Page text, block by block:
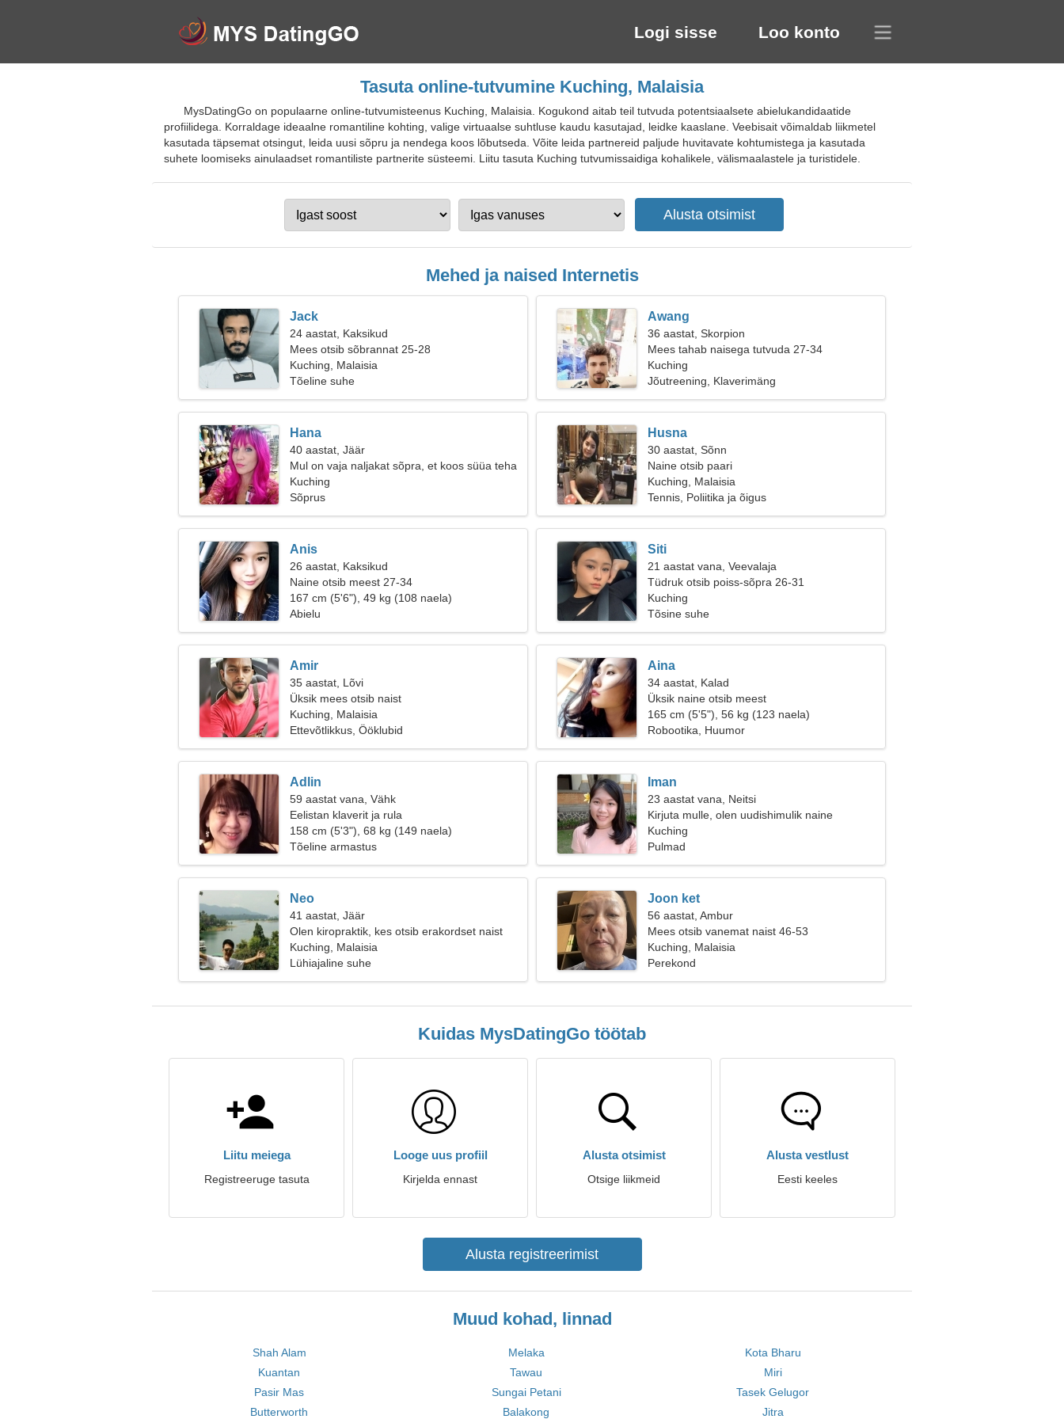
Logi sisse Loo konto
Tasuta online-tutvumine Kuching, Malaisia
MysDatingGo on populaarne online-tutvumisteenus Kuching, Malaisia. Kogukond aitab teil tutvuda potentsiaalsete abielukandidaatide
profiilidega. Korraldage ideaalne romantiline kohting, valige virtuaalse suhtluse kaudu kasutajad, leidke kaaslane. Veebisait võimaldab liikmetel
kasutada täpsemat otsingut, leida uusi sõpru ja nendega koos lõbutseda. Võite leida partnereid paljude huvitavate kohtumistega ja kasutada
suhete loomiseks ainulaadset romantiliste partnerite süsteemi. Liitu tasuta Kuching tutvumissaidiga kohalikele, välismaalastele ja turistidele.
Mehed ja naised Internetis
Jack
24 aastat, Kaksikud
Mees otsib sõbrannat 25-28
Kuching, Malaisia
Tõeline suhe
Awang
36 aastat, Skorpion
Mees tahab naisega tutvuda 27-34
Kuching
Jõutreening, Klaverimäng
Hana
40 aastat, Jäär
Mul on vaja naljakat sõpra, et koos süüa teha
Kuching
Sõprus
Husna
30 aastat, Sõnn
Naine otsib paari
Kuching, Malaisia
Tennis, Poliitika ja õigus
Anis
26 aastat, Kaksikud
Naine otsib meest 27-34
167 cm (5'6"), 49 kg (108 naela)
Abielu
Siti
21 aastat vana, Veevalaja
Tüdruk otsib poiss-sõpra 26-31
Kuching
Tõsine suhe
Amir
35 aastat, Lõvi
Üksik mees otsib naist
Kuching, Malaisia
Ettevõtlikkus, Ööklubid
Aina
34 aastat, Kalad
Üksik naine otsib meest
165 cm (5'5"), 56 kg (123 naela)
Robootika, Huumor
Adlin
59 aastat vana, Vähk
Eelistan klaverit ja rula
158 cm (5'3"), 68 kg (149 naela)
Tõeline armastus
Iman
23 aastat vana, Neitsi
Kirjuta mulle, olen uudishimulik naine
Kuching
Pulmad
Neo
41 aastat, Jäär
Olen kiropraktik, kes otsib erakordset naist
Kuching, Malaisia
Lühiajaline suhe
Joon ket
56 aastat, Ambur
Mees otsib vanemat naist 46-53
Kuching, Malaisia
Perekond
Kuidas MysDatingGo töötab
Liitu meiega
Registreeruge tasuta
Looge uus profiil
Kirjelda ennast
Alusta otsimist
Otsige liikmeid
Alusta vestlust
Eesti keeles
Alusta registreerimist
Muud kohad, linnad
Shah Alam Melaka
Kota Bharu
Kuantan
Tawau
Miri
Pasir Mas
Sungai Petani
Tasek Gelugor
Butterworth
Balakong Jitra